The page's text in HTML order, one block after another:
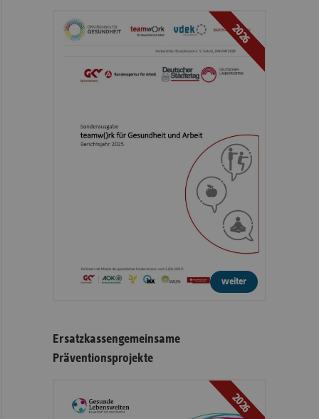
2026
weiter
Ersatzkassengemeinsame
Präventionsprojekte
2026